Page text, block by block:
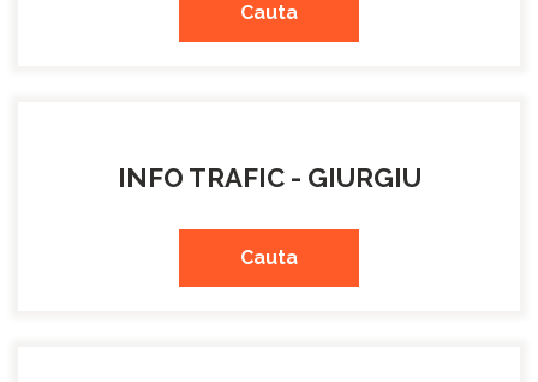
Cauta
INFO TRAFIC - GIURGIU
Cauta